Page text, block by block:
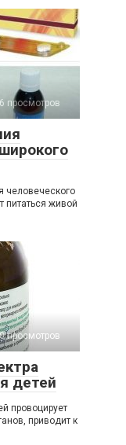
просмотров
человеческого
питаться живой
просмотров
детей
провоцирует
приводит к